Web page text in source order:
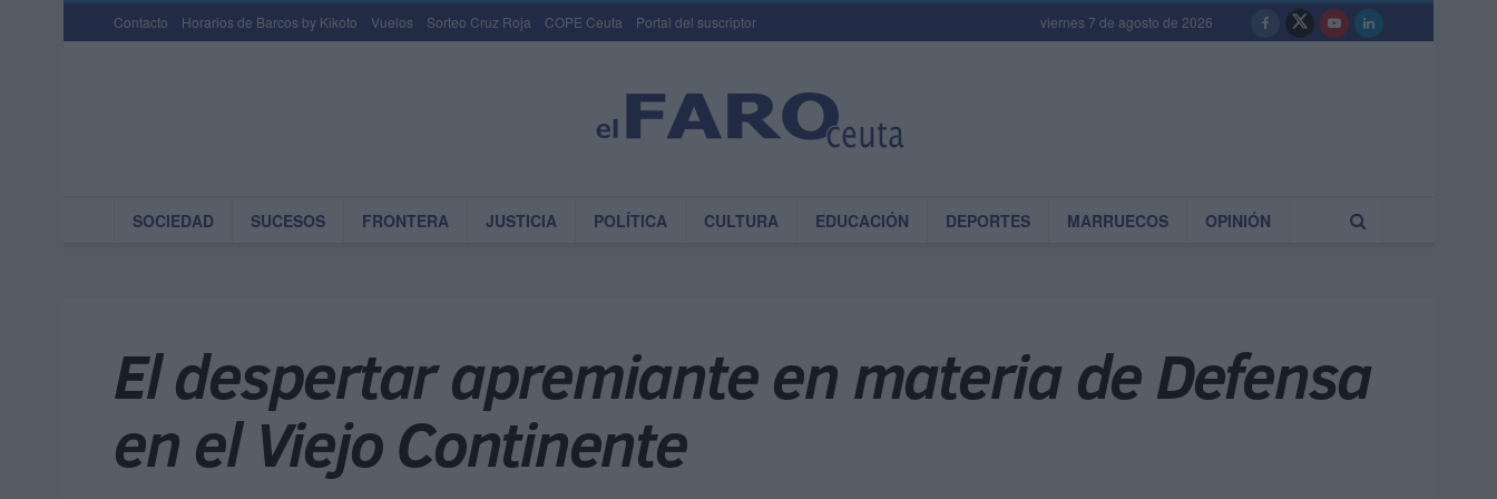
Contacto Horarios de Barcos by Kikoto Vuelos Sorteo Cruz Roja COPE Ceuta Portal del suscriptor viernes 7 de agosto de 2026
SOCIEDAD SUCESOS FRONTERA JUSTICIA POLÍTICA CULTURA EDUCACIÓN DEPORTES MARRUECOS OPINIÓN
El despertar apremiante en materia de Defensa
en el Viejo Continente